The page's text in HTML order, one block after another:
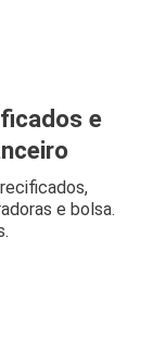
e
e bolsa.